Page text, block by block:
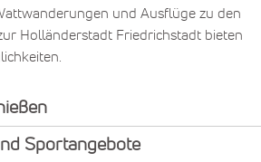
und Ausflüge zu den
Holländerstadt Friedrichstadt bieten
Sportangebote